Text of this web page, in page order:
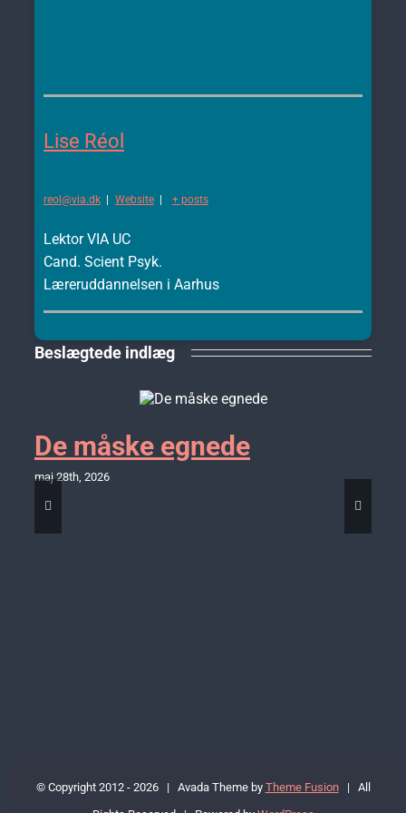
Lise Réol
reol@via.dk | Website | + posts
Lektor VIA UC
Cand. Scient Psyk.
Læreruddannelsen i Aarhus
Beslægtede indlæg
De måske egnede
maj 28th, 2026
© Copyright 2012 - 2026 | Avada Theme by Theme Fusion| All